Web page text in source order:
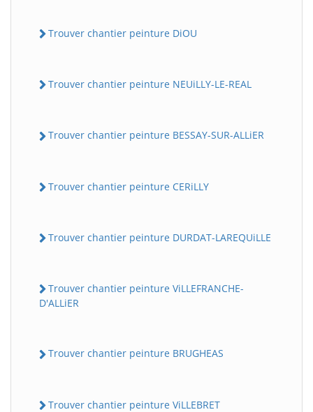
Trouver chantier peinture DiOU
Trouver chantier peinture NEUiLLY-LE-REAL
Trouver chantier peinture BESSAY-SUR-ALLiER
Trouver chantier peinture CERiLLY
Trouver chantier peinture DURDAT-LAREQUiLLE
Trouver chantier peinture ViLLEFRANCHE-
D'ALLiER
Trouver chantier peinture BRUGHEAS
Trouver chantier peinture ViLLEBRET